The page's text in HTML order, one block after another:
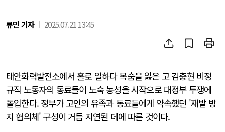
류민 기자 2025.07.21 13:45
태안화력발전소에서 홀로 일하다 목숨을 잃은 고 김충현 비정
규직 노동자의 동료들이 노숙 농성을 시작으로 대정부 투쟁에
돌입한다. 정부가 고인의 유족과 동료들에게 약속했던 '재발 방
지 협의체' 구성이 거듭 지연된 데에 따른 것이다.